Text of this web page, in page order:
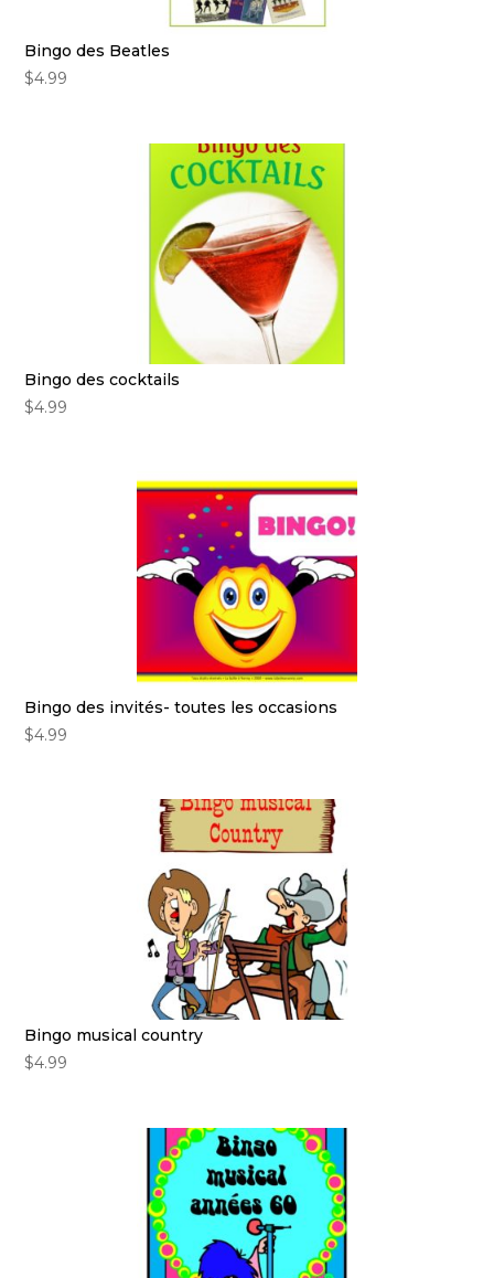
Bingo des Beatles
$4.99
Bingo des cocktails
$4.99
Bingo des invités- toutes les occasions
$4.99
Bingo musical country
$4.99